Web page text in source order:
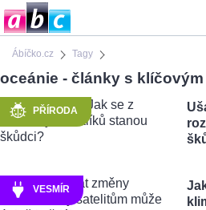
Ábíčko.cz Tagy
oceánie - články s
PŘÍRODA
VESMÍR